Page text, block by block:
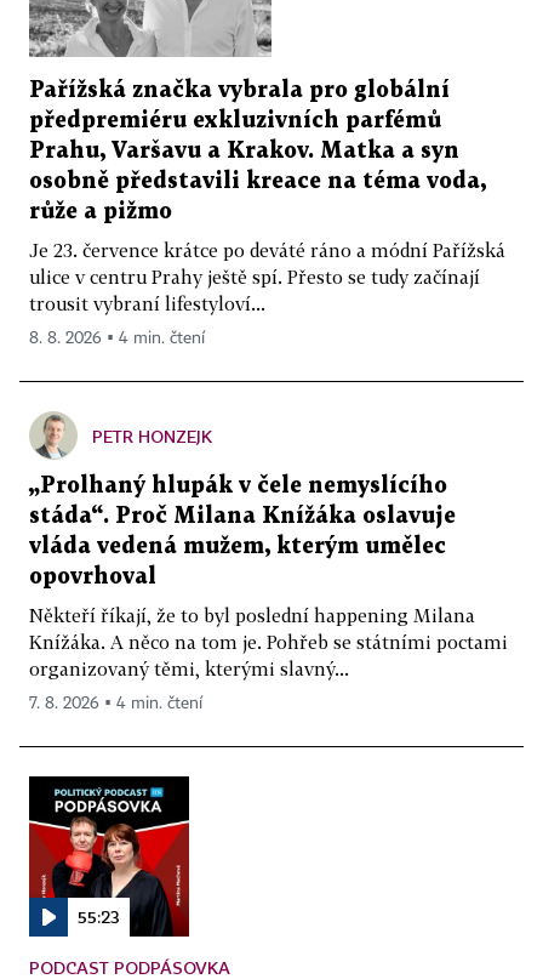
Pařížská značka vybrala pro globální
předpremiéru exkluzivních parfémů
Prahu, Varšavu a Krakov. Matka a syn
osobně představili kreace na téma voda,
růže a pižmo
Je 23. července krátce po deváté ráno a módní Pařížská
ulice v centru Prahy ještě spí. Přesto se tudy začínají
trousit vybraní lifestyloví...
8. 8. 2026 ▪ 4 min. čtení
PETR HONZEJK
„Prolhaný hlupák v čele nemyslícího
stáda“. Proč Milana Knížáka oslavuje
vláda vedená mužem, kterým umělec
opovrhoval
Někteří říkají, že to byl poslední happening Milana
Knížáka. A něco na tom je. Pohřeb se státními poctami
organizovaný těmi, kterými slavný...
7. 8. 2026 ▪ 4 min. čtení
55:23
PODCAST PODPÁSOVKA